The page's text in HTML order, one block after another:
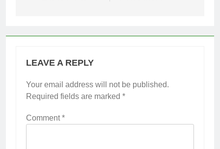
LEAVE A REPLY
Your email address will not be published.
Required fields are marked *
Comment*